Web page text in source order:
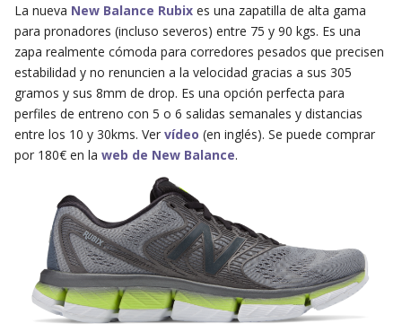
La nueva New Balance Rubixes una zapatilla de alta gama
para pronadores (incluso severos) entre 75 y 90 kgs. Es una
zapa realmente cómoda para corredores pesados que precisen
estabilidad y no renuncien a la velocidad gracias a sus 305
gramos y sus 8mm de drop. Es una opción perfecta para
perfiles de entreno con 5 o 6 salidas semanales y distancias
entre los 10 y 30kms. Ver vídeo (en inglés). Se puede comprar
por 180€ en la web de New Balance.